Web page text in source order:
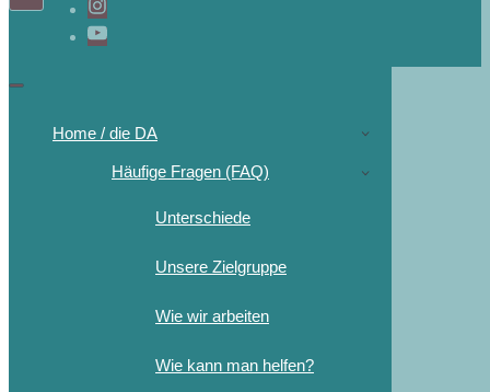
Home / die DA
Häufige Fragen (FAQ)
Unterschiede
Unsere Zielgruppe
Wie wir arbeiten
Wie kann man helfen?